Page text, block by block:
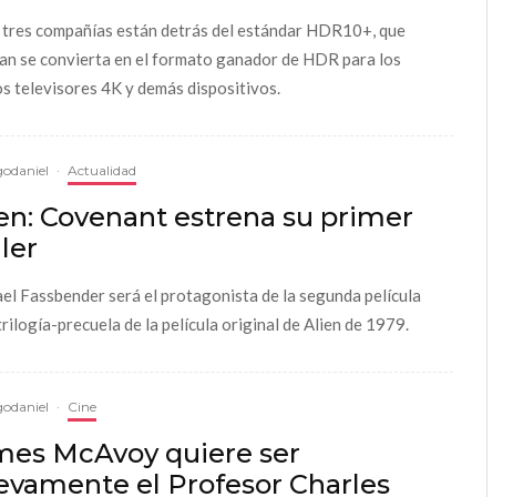
compañías están detrás del estándar HDR10+, que
se convierta en el formato ganador de HDR para los
televisores 4K y demás dispositivos.
· Actualidad
Covenant estrena su primer
Fassbender será el protagonista de la segunda película
precuela de la película original de Alien de 1979.
· Cine
McAvoy quiere ser
el Profesor Charles